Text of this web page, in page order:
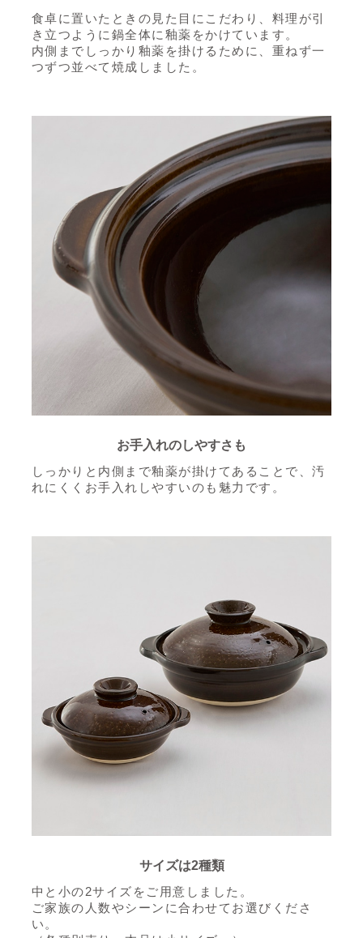
食卓に置いたときの見た目にこだわり、料理が引
き立つように鍋全体に釉薬をかけています。
内側までしっかり釉薬を掛けるために、重ねず一
つずつ並べて焼成しました。
お手入れのしやすさも
しっかりと内側まで釉薬が掛けてあることで、汚
れにくくお手入れしやすいのも魅力です。
サイズは2種類
中と小の2サイズをご用意しました。
ご家族の人数やシーンに合わせてお選びくださ
い。